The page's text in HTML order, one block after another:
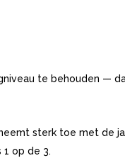
te behouden —
sterk toe met de
op de 3.